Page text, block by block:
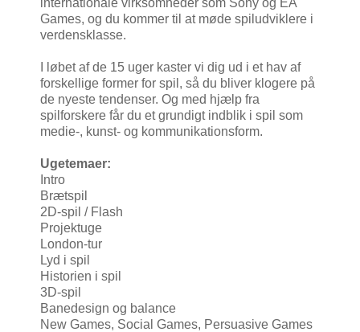
Games, og du kommer til at møde spiludviklere i
verdensklasse.
I løbet af de 15 uger kaster vi dig ud i et hav af
forskellige former for spil, så du bliver klogere på
de nyeste tendenser. Og med hjælp fra
spilforskere får du et grundigt indblik i spil som
medie-, kunst- og kommunikationsform.
Ugetemaer:
Intro
Brætspil
2D-spil / Flash
Projektuge
London-tur
Lyd i spil
Historien i spil
3D-spil
Banedesign og balance
New Games, Social Games, Persuasive Games